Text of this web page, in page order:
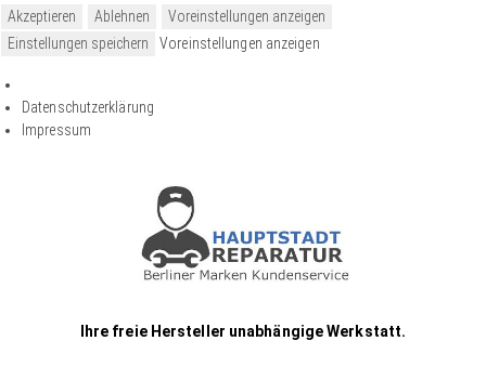
Akzeptieren Ablehnen
Voreinstellungen anzeigen
Einstellungen speichern
Voreinstellungen anzeigen
Datenschutzerklärung
Impressum
Ihre freie Hersteller unabhängige Werkstatt.